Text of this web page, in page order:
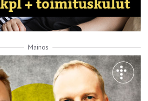
Mainos